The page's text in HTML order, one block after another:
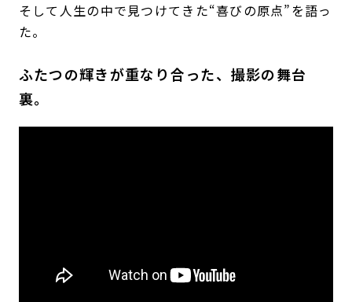
そして人生の中で見つけてきた“喜びの原点”を語っ
た。
ふたつの輝きが重なり合った、撮影の舞台
裏。